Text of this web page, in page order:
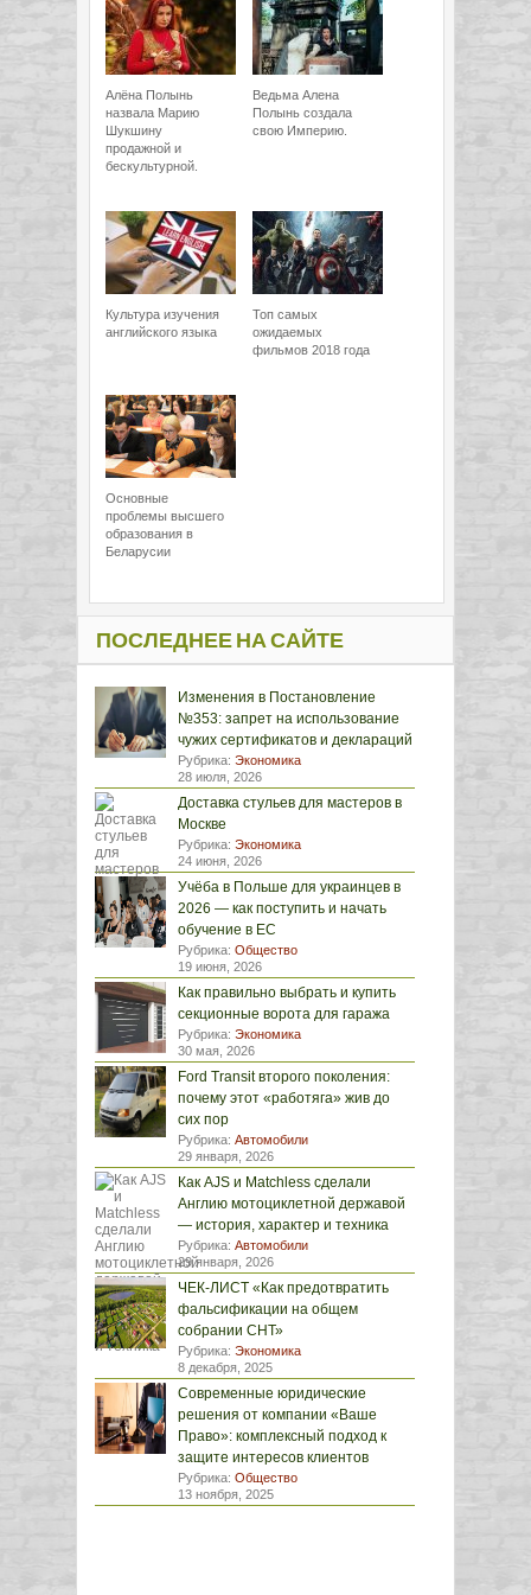
Алёна Полынь
назвала Марию
Шукшину
продажной и
бескультурной.
Ведьма Алена
Полынь создала
свою Империю.
Культура изучения
английского языка
Топ самых
ожидаемых
фильмов 2018 года
Основные
проблемы высшего
образования в
Беларусии
ПОСЛЕДНЕЕ НА САЙТЕ
Изменения в Постановление
№353: запрет на использование
чужих сертификатов и деклараций
Рубрика: Экономика
28 июля, 2026
Доставка стульев для мастеров в
Москве
Рубрика: Экономика
24 июня, 2026
Учёба в Польше для украинцев в
2026 — как поступить и начать
обучение в ЕС
Рубрика: Общество
19 июня, 2026
Как правильно выбрать и купить
секционные ворота для гаража
Рубрика: Экономика
30 мая, 2026
Ford Transit второго поколения:
почему этот «работяга» жив до
сих пор
Рубрика: Автомобили
29 января, 2026
Как AJS и Matchless сделали
Англию мотоциклетной державой
— история, характер и техника
Рубрика: Автомобили
29 января, 2026
ЧЕК-ЛИСТ «Как предотвратить
фальсификации на общем
собрании СНТ»
Рубрика: Экономика
8 декабря, 2025
Современные юридические
решения от компании «Ваше
Право»: комплексный подход к
защите интересов клиентов
Рубрика: Общество
13 ноября, 2025